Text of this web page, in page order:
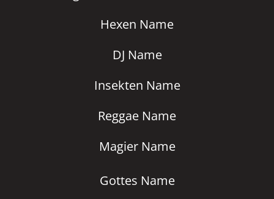
Hexen Name
DJ Name
Insekten Name
Reggae Name
Magier Name
Gottes Name